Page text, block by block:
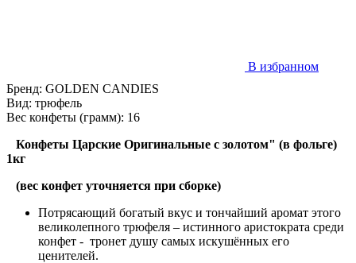
В избранном
Бренд: GOLDEN CANDIES
Вид: трюфель
Вес конфеты (грамм): 16
Конфеты Царские Оригинальные с золотом" (в фольге)
1кг
(вес конфет уточняется при сборке)
Потрясающий богатый вкус и тончайший аромат этого
великолепного трюфеля – истинного аристократа среди
конфет - тронет душу самых искушённых его
ценителей.